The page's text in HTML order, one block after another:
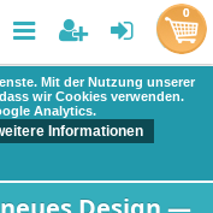
Mit der Nutzung unserer
wir Cookies verwenden.
Analytics.
Informationen
0